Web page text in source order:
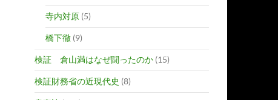
寺内対原 (5)
橋下徹 (9)
検証 倉山満はなぜ闘ったのか (15)
検証財務省の近現代史 (8)